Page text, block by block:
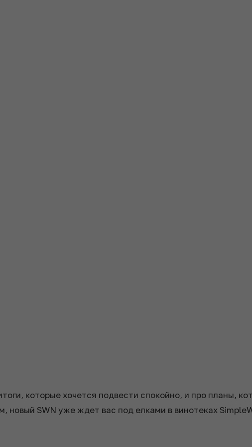
которые хочется подвести спокойно, и про планы,
SWN уже ждет вас под елками в винотеках